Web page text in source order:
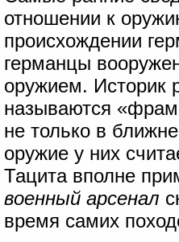
отношении к
происхождении
германцы
оружием. Историк
называются
не только в
оружие у них
Тацита вполне
военный арсенал
время самих